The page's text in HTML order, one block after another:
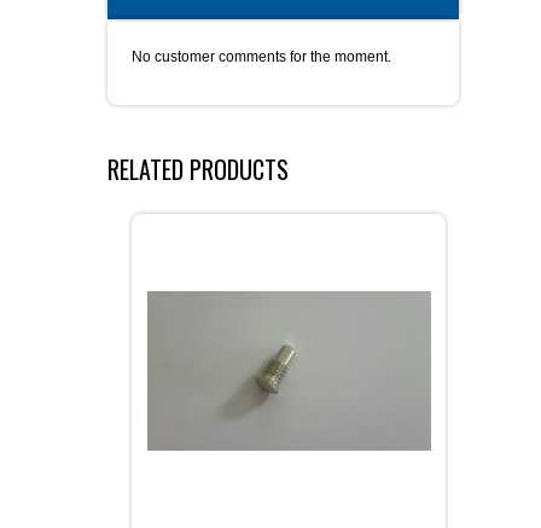
No customer comments for the moment.
RELATED PRODUCTS